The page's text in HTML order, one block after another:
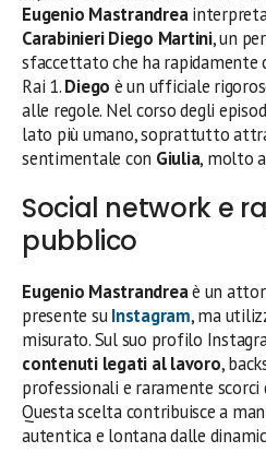
Eugenio Mastrandrea
Carabinieri Diego Martini, un
sfaccettato che ha rapidamente
Rai 1.Diego è un ufficiale
alle regole. Nel corso degli
lato più umano, soprattutto
sentimentale con Giulia, molto
Social network e
pubblico
Eugenio Mastrandreaè un
presente suInstagram, ma
misurato. Sul suo profilo
contenuti legati al lavoro,
professionali e raramente scorci
Questa scelta contribuisce a
autentica e lontana dalle